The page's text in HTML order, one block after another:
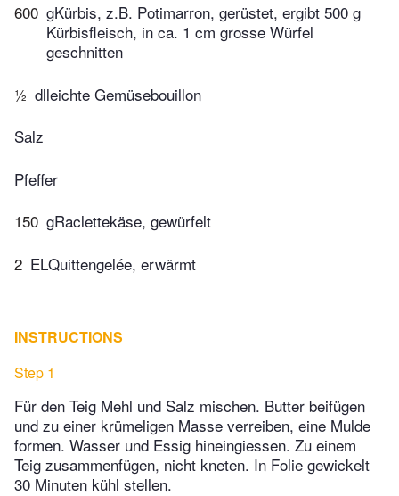
600 gKürbis, z.B. Potimarron, gerüstet, ergibt 500 g
Kürbisfleisch, in ca. 1 cm grosse Würfel
geschnitten
½ dlleichte Gemüsebouillon
Salz
Pfeffer
150 gRaclettekäse, gewürfelt
2 ELQuittengelée, erwärmt
INSTRUCTIONS
Step 1
Für den Teig Mehl und Salz mischen. Butter beifügen
und zu einer krümeligen Masse verreiben, eine Mulde
formen. Wasser und Essig hineingiessen. Zu einem
Teig zusammenfügen, nicht kneten. In Folie gewickelt
30 Minuten kühl stellen.